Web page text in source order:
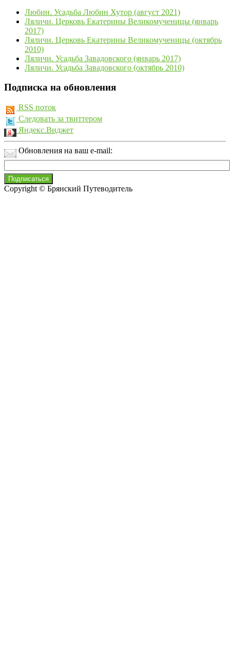
Любин. Усадьба Любин Хутор (август 2021)
Ляличи. Церковь Екатерины Великомученицы (январь
2017)
Ляличи. Церковь Екатерины Великомученицы (октябрь
2010)
Ляличи. Усадьба Завадовского (январь 2017)
Ляличи. Усадьба Завадовского (октябрь 2010)
Подписка на обновления
RSS поток
Следовать за твиттером
Яндекс.Виджет
Обновления на ваш e-mail:
Copyright © Брянский Путеводитель